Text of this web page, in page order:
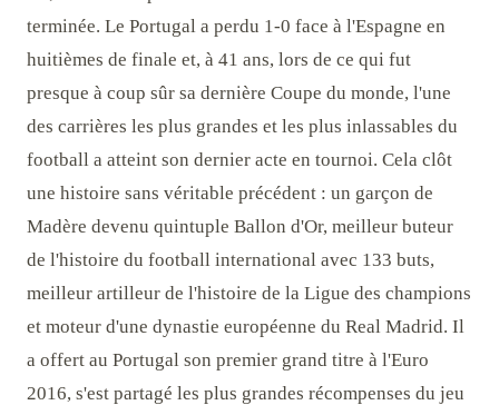
terminée. Le Portugal a perdu 1-0 face à l'Espagne en
huitièmes de finale et, à 41 ans, lors de ce qui fut
presque à coup sûr sa dernière Coupe du monde, l'une
des carrières les plus grandes et les plus inlassables du
football a atteint son dernier acte en tournoi. Cela clôt
une histoire sans véritable précédent : un garçon de
Madère devenu quintuple Ballon d'Or, meilleur buteur
de l'histoire du football international avec 133 buts,
meilleur artilleur de l'histoire de la Ligue des champions
et moteur d'une dynastie européenne du Real Madrid. Il
a offert au Portugal son premier grand titre à l'Euro
2016, s'est partagé les plus grandes récompenses du jeu